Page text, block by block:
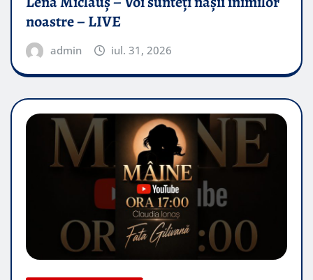
noastre – LIVE
admin iul. 31, 2026